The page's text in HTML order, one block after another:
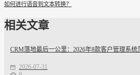
如何进行语音到文本转换？
相关文章
CRM落地最后一公里：2026年8款客户管理系统
2026-07-31